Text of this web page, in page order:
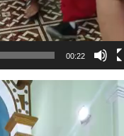
00:22
Tocador
de
vídeo